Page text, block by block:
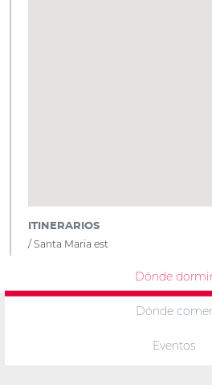
ITINERARIOS
Santa Maria est
Dónde
Dónde comer
Eventos